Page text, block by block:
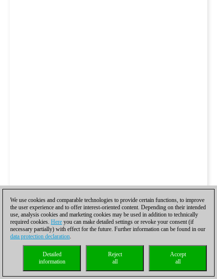
We use cookies and comparable technologies to provide certain functions, to improve
the user experience and to offer interest-oriented content. Depending on their intended
use, analysis cookies and marketing cookies may be used in addition to technically
required cookies. Here you can make detailed settings or revoke your consent (if
necessary partially) with effect for the future. Further information can be found in our
data protection declaration.
Accept
all
Reject
all
Detailed
information